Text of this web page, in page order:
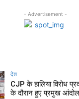
- Advertisement -
देश
CJP के हालिया विरोध
के दौरान हुए प्रमुख